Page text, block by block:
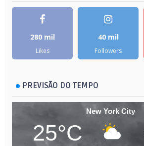
280 mil
Likes
40 mil
Followers
PREVISÃO DO TEMPO
New York City
25°C